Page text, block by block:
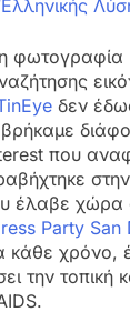
φωτογραφία
δεν
που
έλαβε χώρα
Party San
κάθε χρόνο,
την τοπική